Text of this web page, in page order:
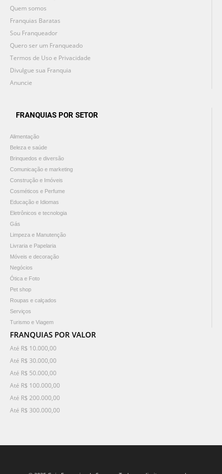
Quem somos
Franquias Baratas
Sou Franqueador
Quero ser um Franqueado
Termos de Uso e Privacidade
Divulgue sua Franquia
Anuncie
FRANQUIAS POR SETOR
Alimentação
Beleza e saúde
Brinquedos e diversão
Comunicação e marketing
Construção e Imóveis
Cosméticos e Perfume
Educação e Idiomas
Eletrônicos e tecnologia
Gás
Limpeza e Manutenção
Livraria e Papelaria
Móveis e decoração
Negócios
Ótica e Foto
Pet shop
Roupas e calçados
Serviços
Turismo e Viagem
FRANQUIAS POR VALOR
Até R$ 10.000,00
Até R$ 30.000,00
Até R$ 50.000,00
Até R$ 100.000,00
Até R$ 200.000,00
Até R$ 300.000,00